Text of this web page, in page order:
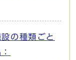
の種類ごと